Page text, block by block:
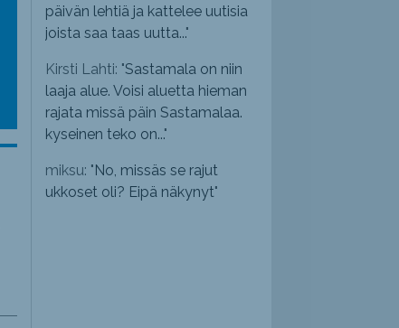
päivän lehtiä ja kattelee uutisia
joista saa taas uutta..."
Kirsti Lahti: "Sastamala on niin
laaja alue. Voisi aluetta hieman
rajata missä päin Sastamalaa.
kyseinen teko on..."
miksu: " No, missäs se rajut
ukkoset oli? Eipä näkynyt"